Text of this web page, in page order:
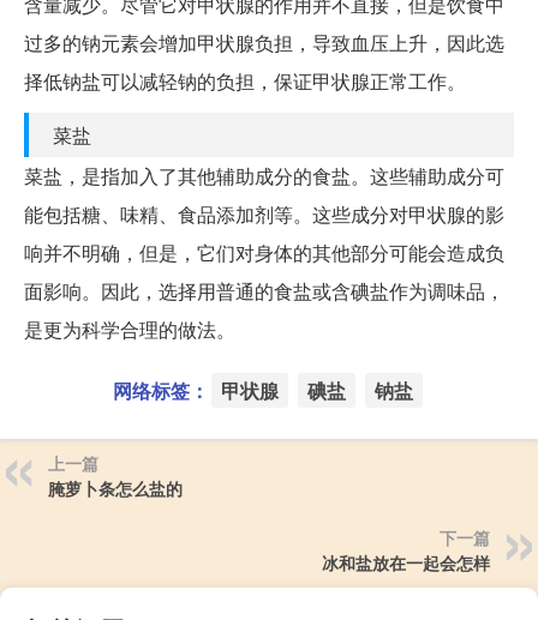
过多的钠元素会增加甲状腺负担，导致血压上升，因此选
择低钠盐可以减轻钠的负担，保证甲状腺正常工作。
菜盐
菜盐，是指加入了其他辅助成分的食盐。这些辅助成分可
能包括糖、味精、食品添加剂等。这些成分对甲状腺的影
响并不明确，但是，它们对身体的其他部分可能会造成负
面影响。因此，选择用普通的食盐或含碘盐作为调味品，
是更为科学合理的做法。
网络标签： 甲状腺 碘盐 钠盐
上一篇
腌萝卜条怎么盐的
下一篇
冰和盐放在一起会怎样